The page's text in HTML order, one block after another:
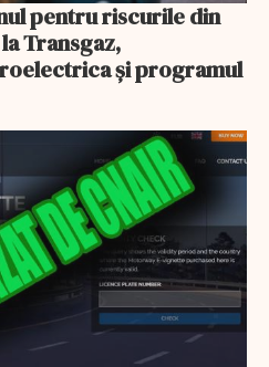
pentru riscurile din
Transgaz,
și programul